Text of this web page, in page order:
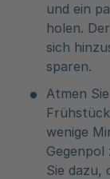
und ein
holen.
sich
sparen.
Atmen
wenige
Sie dazu,